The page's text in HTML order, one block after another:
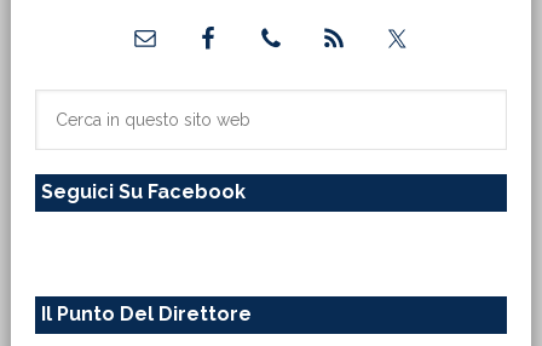
primaria
sito
Seguici Su Facebook
Il Punto Del Direttore